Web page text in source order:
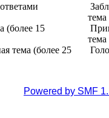
(более 15
тема (более 25
тема
тема
Powered by SMF